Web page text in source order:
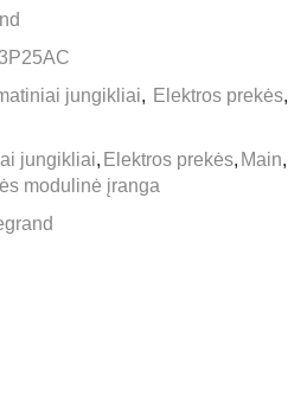
jungikliai, Elektros prekės,
jungikliai, Elektros prekės, Main,
modulinė įranga